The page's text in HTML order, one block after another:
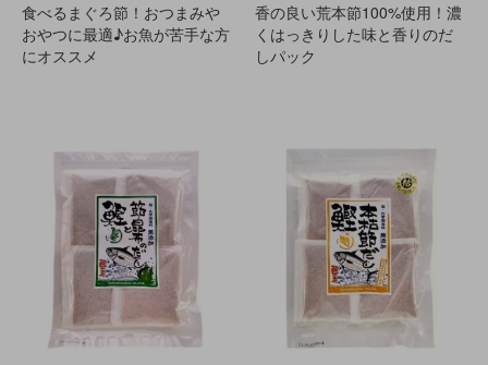
食べるまぐろ節！おつまみや
おやつに最適♪お魚が苦手な方
にオススメ
香の良い荒本節100%使用！濃
くはっきりした味と香りのだ
しパック